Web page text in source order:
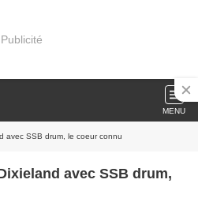
Publicité
MENU
avec SSB drum, le coeur connu
avec SSB drum,